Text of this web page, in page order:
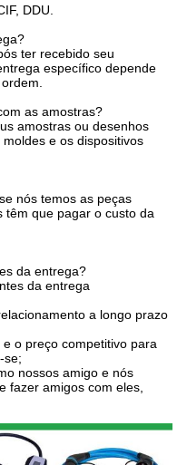
DDU.
ter recebido seu
específico depende
as amostras?
amostras ou desenhos
e os dispositivos
nós temos as peças
têm que pagar o custo da
da entrega?
da entrega
a longo prazo
o preço competitivo para
se;
nossos amigo e nós
fazer amigos com eles,